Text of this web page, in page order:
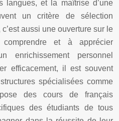
langues, et la maîtrise d’une
un critère de sélection
aussi une ouverture sur le
et à apprécier
enrichissement personnel
efficacement, il est souvent
spécialisées comme
des cours de français
des étudiants de tous